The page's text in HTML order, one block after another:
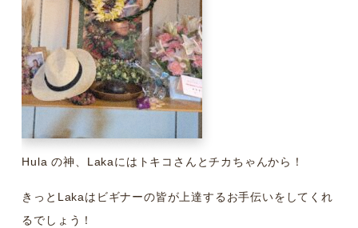
Hula の神、Lakaにはトキコさんとチカちゃんから！
きっとLakaはビギナーの皆が上達するお手伝いをしてくれ
るでしょう！